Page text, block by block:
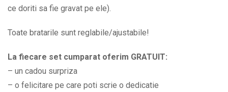
ce doriti sa fie gravat pe ele).
Toate bratarile sunt reglabile/ajustabile!
La fiecare set cumparat oferim GRATUIT:
– un cadou surpriza
– o felicitare pe care poti scrie o dedicatie